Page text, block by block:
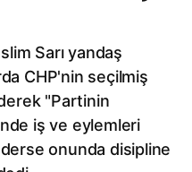
Sarı yandaş
CHP'nin seçilmiş
"Partinin
iş ve eylemleri
onunda disipline